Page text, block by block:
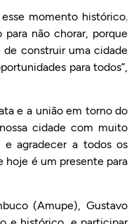
momento histórico.
não chorar, porque
de construir uma cidade
para todos”,
e a união em torno do
cidade com muito
e agradecer a todos os
hoje é um presente para
(Amupe), Gustavo